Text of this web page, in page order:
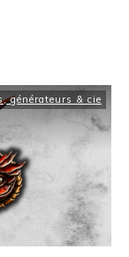
générateurs & cie